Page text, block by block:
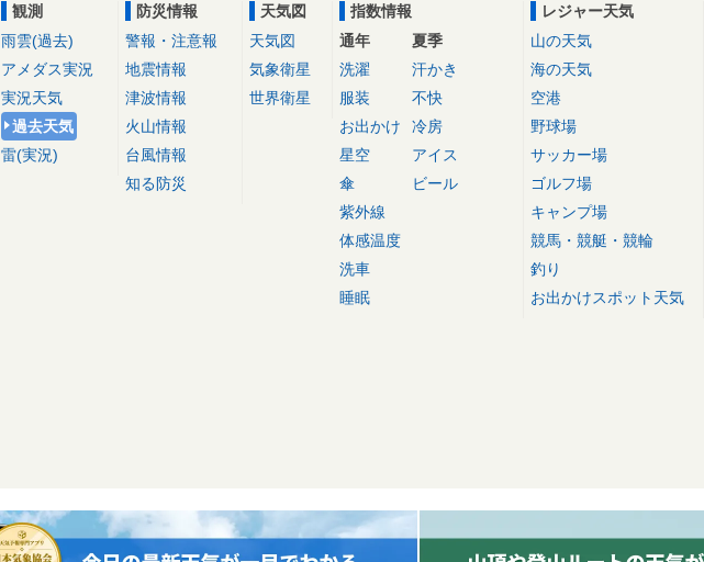
観測
雨雲(過去)
アメダス実況
実況天気
過去天気
雷(実況)
防災情報
警報・注意報
地震情報
津波情報
火山情報
台風情報
知る防災
天気図
天気図
気象衛星
世界衛星
指数情報
通年
洗濯
服装
お出かけ
星空
傘
紫外線
体感温度
洗車
睡眠
夏季
汗かき
不快
冷房
アイス
ビール
レジャー天気
山の天気
海の天気
空港
野球場
サッカー場
ゴルフ場
キャンプ場
競馬・競艇・競輪
釣り
お出かけスポット天気